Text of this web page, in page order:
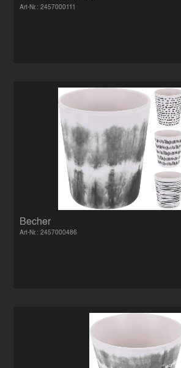
Art-Nr.: 2457000111
Becher
Art-Nr.: 2457000486